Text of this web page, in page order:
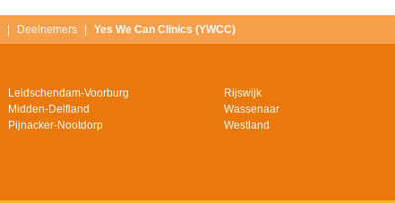
Deelnemers Yes We Can Clinics (YWCC)
Leidschendam-Voorburg
Midden-Delfland
Pijnacker-Nootdorp
Rijswijk
Wassenaar
Westland